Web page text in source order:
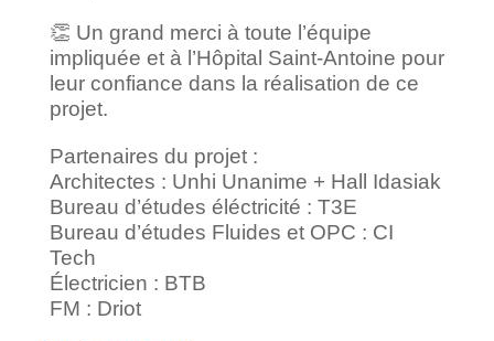
👏 Un grand merci à toute l’équipe
impliquée et à l’Hôpital Saint-Antoine pour
leur confiance dans la réalisation de ce
projet.
Partenaires du projet :
Architectes : Unhi Unanime + Hall Idasiak
Bureau d’études éléctricité : T3E
Bureau d’études Fluides et OPC : CI
Tech
Électricien : BTB
FM : Driot